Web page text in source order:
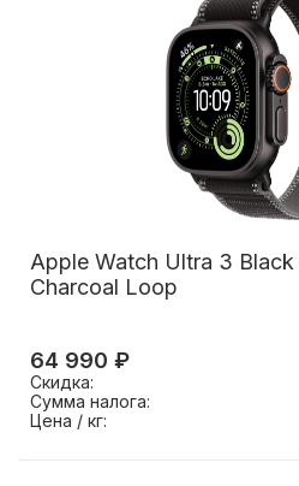
Apple Watch Ultra 3
Charcoal Loop
64 990 ₽
Скидка:
Сумма налога:
Цена / кг: